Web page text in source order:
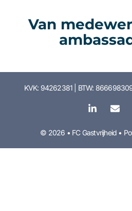
Van
KVK: 94262381 | BTW:
© 2026 • FC Gastvrijheid •